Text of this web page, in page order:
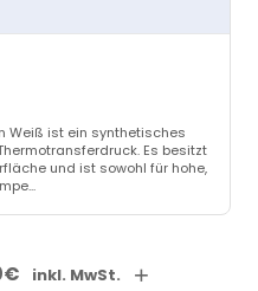
Weiß ist ein synthetisches
Es besitzt
und ist sowohl für hohe,
inkl. MwSt.
+